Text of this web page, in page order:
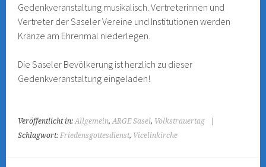
Gedenkveranstaltung musikalisch. Vertreterinnen und
Vertreter der Saseler Vereine und Institutionen werden
Kränze am Ehrenmal niederlegen.
Die Saseler Bevölkerung ist herzlich zu dieser
Gedenkveranstaltung eingeladen!
Veröffentlicht in:Allgemein,ARGE Sasel, Volkstrauertag
Schlagwort:Friedensgottesdienst, Vicelinkirche